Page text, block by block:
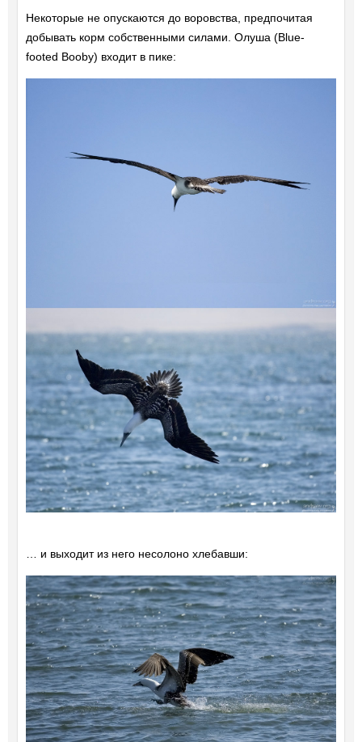
Некоторые не опускаются до воровства, предпочитая
добывать корм собственными силами. Олуша (Blue-
footed Booby) входит в пике:
… и выходит из него несолоно хлебавши: